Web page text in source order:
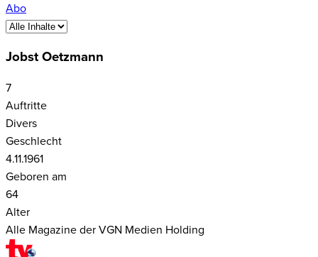
Abo
Jobst Oetzmann
7
Auftritte
Divers
Geschlecht
4.11.1961
Geboren am
64
Alter
Alle Magazine der VGN Medien Holding